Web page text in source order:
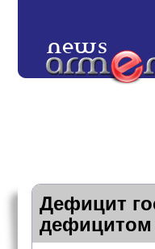
Дефицит
дефицитом